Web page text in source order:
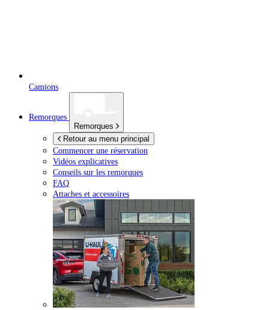
Camions
Remorques
Remorques
Retour au menu principal
Commencer une réservation
Vidéos explicatives
Conseils sur les remorques
FAQ
Attaches et accessoires